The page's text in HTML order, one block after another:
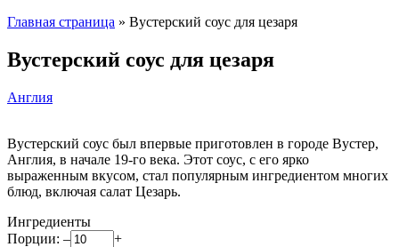
Главная страница » Вустерский соус для цезаря
Вустерский соус для цезаря
Англия
Вустерский соус был впервые приготовлен в городе Вустер,
Англия, в начале 19-го века. Этот соус, с его ярко
выраженным вкусом, стал популярным ингредиентом многих
блюд, включая салат Цезарь.
Ингредиенты
Порции: – +